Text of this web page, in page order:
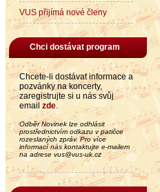
VUS přijímá nové členy
Chci dostávat program
Chcete-li dostávat informace a
pozvánky na koncerty,
zaregistrujte si u nás svůj
email zde.
Odběr Novinek lze odhlásit
prostřednictvím odkazu v patičce
rozeslaných zpráv. Pro více
informací nás kontaktujte e-mailem
na adrese vus@vus-uk.cz